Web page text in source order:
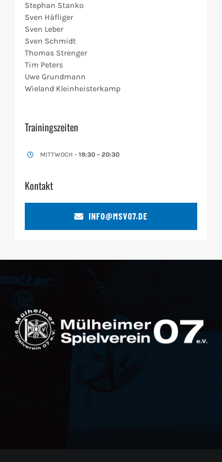
Stephan Stanko
Sven Häfliger
Sven Leber
Sven Schmidt
Thomas Strenger
Tim Peters
Uwe Grundmann
Wieland Kleinheisterkamp
Trainingszeiten
MITTWOCH –19:30 – 20:30
Kontakt
INFO@MSV07.DE